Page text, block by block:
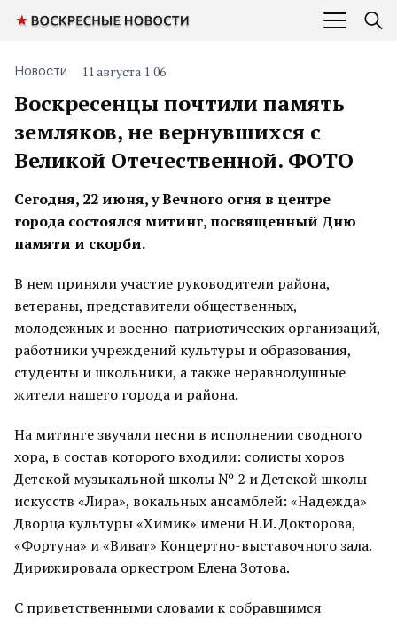
Воскресенцы почтили память
земляков, не вернувшихся с
Великой Отечественной. ФОТО
Новости 11 августа 1:06
Сегодня, 22 июня, у Вечного огня в центре
города состоялся митинг, посвященный Дню
памяти и скорби.
В нем приняли участие руководители района,
ветераны, представители общественных,
молодежных и военно-патриотических организаций,
работники учреждений культуры и образования,
студенты и школьники, а также неравнодушные
жители нашего города и района.
На митинге звучали песни в исполнении сводного
хора, в состав которого входили: солисты хоров
Детской музыкальной школы № 2 и Детской школы
искусств «Лира», вокальных ансамблей: «Надежда»
Дворца культуры «Химик» имени Н.И. Докторова,
«Фортуна» и «Виват» Концертно-выставочного зала.
Дирижировала оркестром Елена Зотова.
С приветственными словами к собравшимся